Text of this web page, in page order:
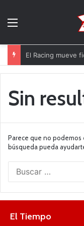
El Racing mueve
Sin
Parece que no podemos
búsqueda pueda
El Tiempo